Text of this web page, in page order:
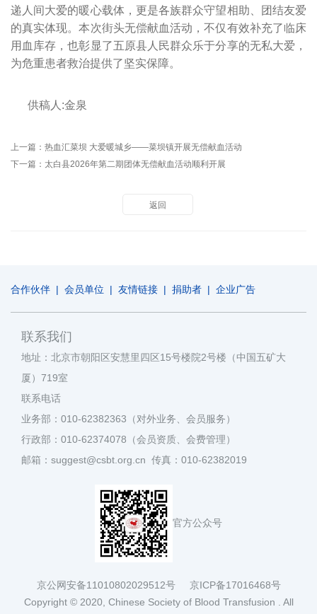
递人间大爱的暖心载体，更是各族群众守望相助、团结友爱
的真实体现。本次街头无偿献血活动，不仅有效补充了临床
用血库存，也彰显了五原县人民群众乐于分享的无私大爱，
为危重患者救治提供了坚实保障。
供稿人:金泉
上一篇： 热血汇菜坝 大爱暖城乡——菜坝镇开展无偿献血活动
下一篇： 太白县2026年第二期团体无偿献血活动顺利开展
返回
合作伙伴 | 会员单位 | 友情链接 | 捐助者 | 企业广告
联系我们
地址：北京市朝阳区安慧里四区15号楼院2号楼（中国五矿大
厦）719室
联系电话
业务部：010-62382363（对外业务、会员服务）
行政部：010-62374078（会员资质、会费管理）
邮箱：suggest@csbt.org.cn 传真：010-62382019
官方公众号
京公网安备11010802029512号 京ICP备17016468号
Copyright © 2020, Chinese Society of Blood Transfusion . All